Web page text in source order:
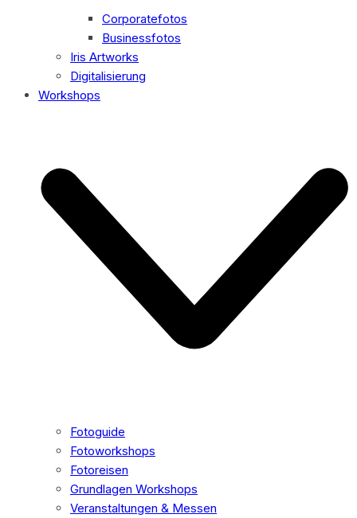
Corporatefotos
Businessfotos
Iris Artworks
Digitalisierung
Workshops
Fotoguide
Fotoworkshops
Fotoreisen
Grundlagen Workshops
Veranstaltungen & Messen